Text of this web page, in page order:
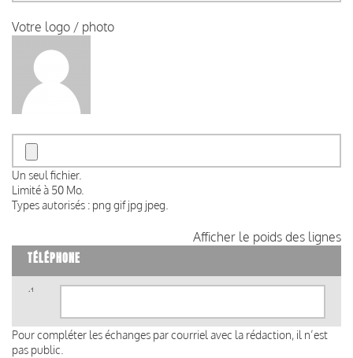
Votre logo / photo
Un seul fichier.
Limité à 50 Mo.
Types autorisés : png gif jpg jpeg.
Afficher le poids des lignes
TÉLÉPHONE
1)
Pour compléter les échanges par courriel avec la rédaction, il n’est
pas public.